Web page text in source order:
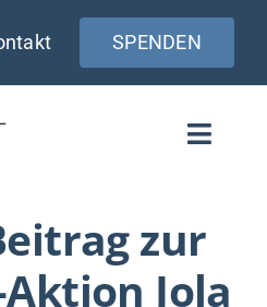
SPENDEN
Toggle
zur
Jola